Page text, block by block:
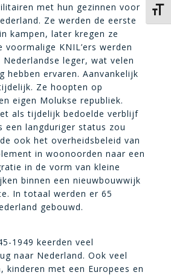
met hun gezinnen voor
Ze werden de eerste
kampen, later kregen ze
KNIL’ers werden
leger, wat velen
hebben ervaren. Aanvankelijk
Ze hoopten op
eigen Molukse republiek.
als tijdelijk bedoelde verblijf
een langduriger status zou
ook het overheidsbeleid van
in woonoorden naar een
in de vorm van kleine
binnen een nieuwbouwwijk
In totaal werden er 65
gebouwd.
1949 keerden veel
naar Nederland. Ook veel
kinderen met een Europees en